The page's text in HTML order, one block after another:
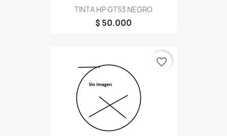
TINTA HP GT53 NEGRO
$ 50.000
favorite_border